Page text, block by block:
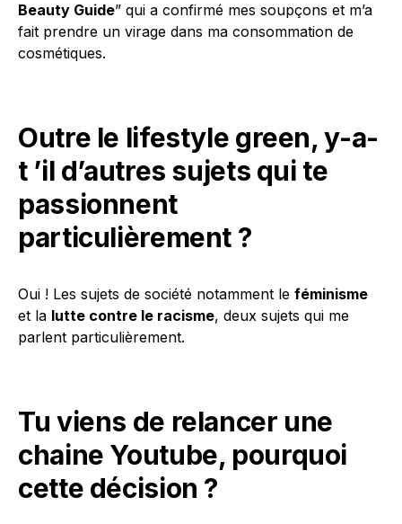
Beauty Guide” qui a confirmé mes soupçons et m’a
fait prendre un virage dans ma consommation de
cosmétiques.
Outre le lifestyle green, y-a-
t ’il d’autres sujets qui te
passionnent
particulièrement ?
Oui ! Les sujets de société notamment le féminisme
et la lutte contre le racisme, deux sujets qui me
parlent particulièrement.
Tu viens de relancer une
chaine Youtube, pourquoi
cette décision ?